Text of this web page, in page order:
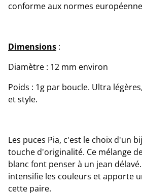
conforme aux normes
Dimensions :
Diamètre : 12 mm environ
Poids : 1g par boucle. Ultra
et style.
Les puces Pia, c'est le choix d'un
touche d'originalité. Ce mélange
blanc font penser à un jean
intensifie les couleurs et apporte
cette paire.